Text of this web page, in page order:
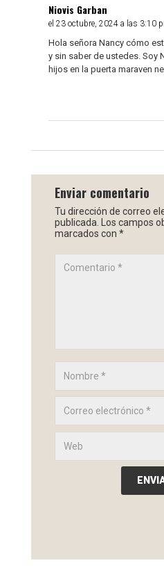
Niovis Garban
el 23 octubre, 2024 a las 3:10
Hola señora Nancy cómo
y sin saber de ustedes. Soy
hijos en la puerta maraven
Enviar comentario
Tu dirección de correo
publicada. Los campos
marcados con *